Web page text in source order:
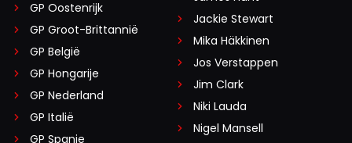
GP Oostenrijk
GP Groot-Brittannië
GP België
GP Hongarije
GP Nederland
GP Italië
GP Spanje
Jackie Stewart
Mika Häkkinen
Jos Verstappen
Jim Clark
Niki Lauda
Nigel Mansell